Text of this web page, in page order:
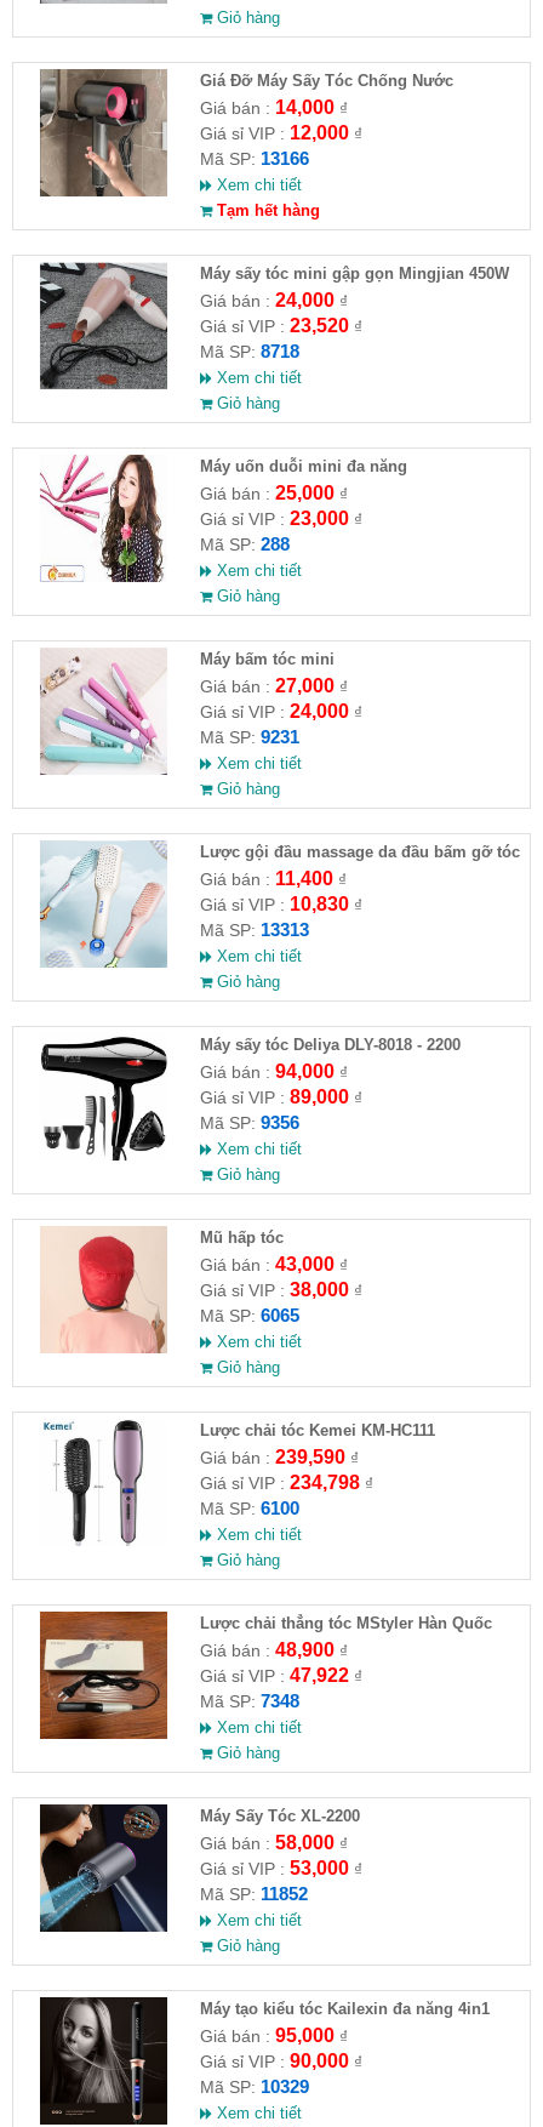
Giỏ hàng
Giá Đỡ Máy Sấy Tóc Chống Nước
Giá bán : 14,000₫
Giá sỉ VIP : 12,000₫
Mã SP: 13166
Xem chi tiết
Tạm hết hàng
Máy sấy tóc mini gập gọn Mingjian 450W
Giá bán : 24,000₫
Giá sỉ VIP : 23,520₫
Mã SP: 8718
Xem chi tiết
Giỏ hàng
Máy uốn duỗi mini đa năng
Giá bán : 25,000₫
Giá sỉ VIP : 23,000₫
Mã SP: 288
Xem chi tiết
Giỏ hàng
Máy bấm tóc mini
Giá bán : 27,000₫
Giá sỉ VIP : 24,000₫
Mã SP: 9231
Xem chi tiết
Giỏ hàng
Lược gội đầu massage da đầu bấm gỡ tóc
Giá bán : 11,400₫
Giá sỉ VIP : 10,830₫
Mã SP: 13313
Xem chi tiết
Giỏ hàng
Máy sấy tóc Deliya DLY-8018 - 2200
Giá bán : 94,000₫
Giá sỉ VIP : 89,000₫
Mã SP: 9356
Xem chi tiết
Giỏ hàng
Mũ hấp tóc
Giá bán : 43,000₫
Giá sỉ VIP : 38,000₫
Mã SP: 6065
Xem chi tiết
Giỏ hàng
Lược chải tóc Kemei KM-HC111
Giá bán : 239,590₫
Giá sỉ VIP : 234,798₫
Mã SP: 6100
Xem chi tiết
Giỏ hàng
Lược chải thẳng tóc MStyler Hàn Quốc
Giá bán : 48,900₫
Giá sỉ VIP : 47,922₫
Mã SP: 7348
Xem chi tiết
Giỏ hàng
Máy Sấy Tóc XL-2200
Giá bán : 58,000₫
Giá sỉ VIP : 53,000₫
Mã SP: 11852
Xem chi tiết
Giỏ hàng
Máy tạo kiểu tóc Kailexin đa năng 4in1
Giá bán : 95,000₫
Giá sỉ VIP : 90,000₫
Mã SP: 10329
Xem chi tiết